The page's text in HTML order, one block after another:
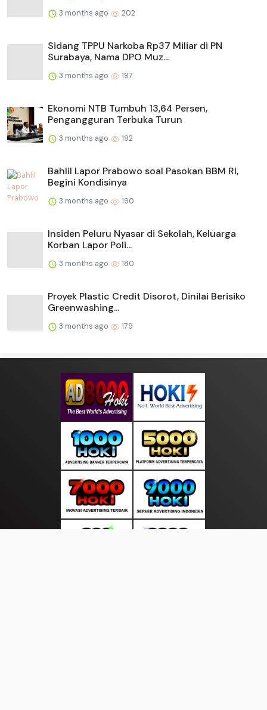
3 months ago 202
Sidang TPPU Narkoba Rp37 Miliar di PN
Surabaya, Nama DPO Muz...
3 months ago 197
Ekonomi NTB Tumbuh 13,64 Persen,
Pengangguran Terbuka Turun
3 months ago 192
Bahlil Lapor Prabowo soal Pasokan BBM RI,
Begini Kondisinya
3 months ago 190
Insiden Peluru Nyasar di Sekolah, Keluarga
Korban Lapor Poli...
3 months ago 180
Proyek Plastic Credit Disorot, Dinilai Berisiko
Greenwashing...
3 months ago 179